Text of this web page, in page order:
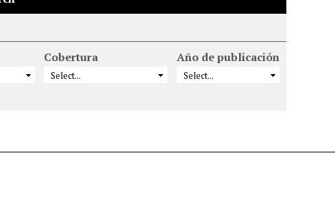
Cobertura Año de publicación